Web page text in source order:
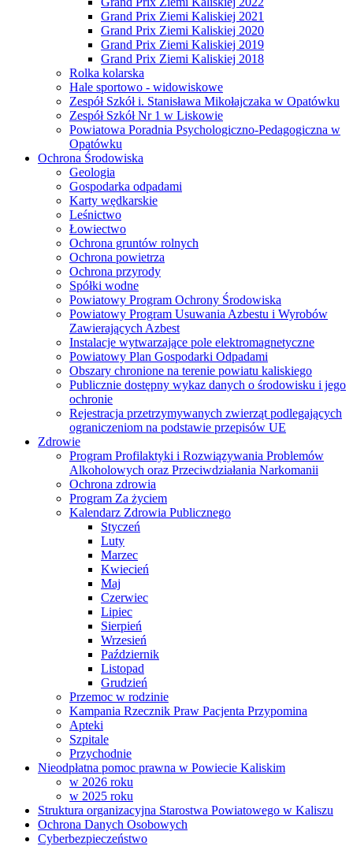
Grand Prix Ziemi Kaliskiej 2021
Grand Prix Ziemi Kaliskiej 2020
Grand Prix Ziemi Kaliskiej 2019
Grand Prix Ziemi Kaliskiej 2018
Rolka kolarska
Hale sportowo - widowiskowe
Zespół Szkół i. Stanisława Mikołajczaka w Opatówku
Zespół Szkół Nr 1 w Liskowie
Powiatowa Poradnia Psychologiczno-Pedagogiczna w
Opatówku
Ochrona Środowiska
Geologia
Gospodarka odpadami
Karty wędkarskie
Leśnictwo
Łowiectwo
Ochrona gruntów rolnych
Ochrona powietrza
Ochrona przyrody
Spółki wodne
Powiatowy Program Ochrony Środowiska
Powiatowy Program Usuwania Azbestu i Wyrobów
Zawierających Azbest
Instalacje wytwarzające pole elektromagnetyczne
Powiatowy Plan Gospodarki Odpadami
Obszary chronione na terenie powiatu kaliskiego
Publicznie dostępny wykaz danych o środowisku i jego
ochronie
Rejestracja przetrzymywanych zwierząt podlegających
ograniczeniom na podstawie przepisów UE
Zdrowie
Program Profilaktyki i Rozwiązywania Problemów
Alkoholowych oraz Przeciwdziałania Narkomanii
Ochrona zdrowia
Program Za życiem
Kalendarz Zdrowia Publicznego
Styczeń
Luty
Marzec
Kwiecień
Maj
Czerwiec
Lipiec
Sierpień
Wrzesień
Październik
Listopad
Grudzień
Przemoc w rodzinie
Kampania Rzecznik Praw Pacjenta Przypomina
Apteki
Szpitale
Przychodnie
Nieodpłatna pomoc prawna w Powiecie Kaliskim
w 2026 roku
w 2025 roku
Struktura organizacyjna Starostwa Powiatowego w Kaliszu
Ochrona Danych Osobowych
Cyberbezpieczeństwo